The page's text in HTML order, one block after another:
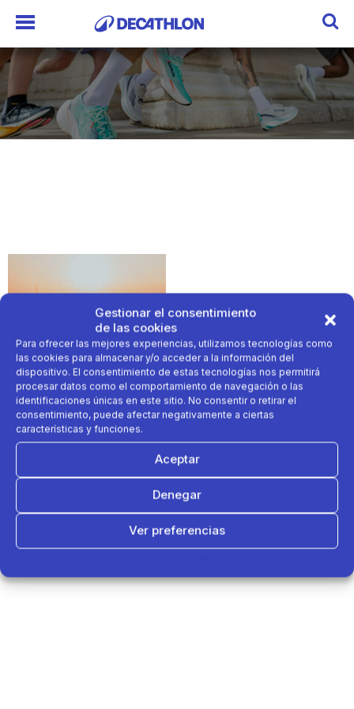
Gestionar el consentimiento
de las cookies
Para ofrecer las mejores experiencias, utilizamos tecnologías como
las cookies para almacenar y/o acceder a la información del
dispositivo. El consentimiento de estas tecnologías nos permitirá
procesar datos como el comportamiento de navegación o las
identificaciones únicas en este sitio. No consentir o retirar el
consentimiento, puede afectar negativamente a ciertas
características y funciones.
Aceptar
Denegar
Ver preferencias